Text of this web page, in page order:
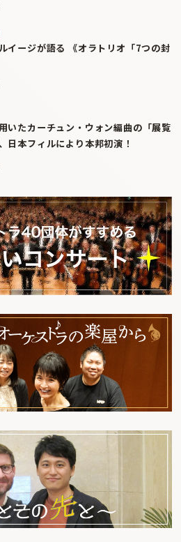
イージが語る 《オラトリオ「7つの封
いたカーチュン・ウォン編曲の「展覧
日本フィルにより本邦初演！